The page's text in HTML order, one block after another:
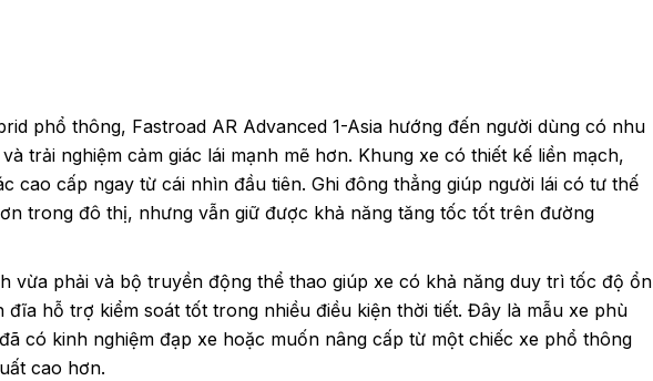
phổ thông, Fastroad AR Advanced 1-Asia hướng đến người dùng có nhu
trải nghiệm cảm giác lái mạnh mẽ hơn. Khung xe có thiết kế liền mạch,
cao cấp ngay từ cái nhìn đầu tiên. Ghi đông thẳng giúp người lái có tư thế
trong đô thị, nhưng vẫn giữ được khả năng tăng tốc tốt trên đường
vừa phải và bộ truyền động thể thao giúp xe có khả năng duy trì tốc độ ổn
đĩa hỗ trợ kiểm soát tốt trong nhiều điều kiện thời tiết. Đây là mẫu xe phù
có kinh nghiệm đạp xe hoặc muốn nâng cấp từ một chiếc xe phổ thông
cao hơn.